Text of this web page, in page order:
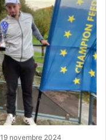
19 novembre 2024